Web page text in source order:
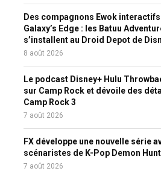
Des compagnons Ewok
Galaxy’s Edge : les Batuu
s’installent au Droid Depot de
8 août 2026
Le podcast Disney+ Hulu
sur Camp Rock et dévoile des
Camp Rock 3
7 août 2026
FX développe une nouvelle série
scénaristes de K-Pop Demon
7 août 2026